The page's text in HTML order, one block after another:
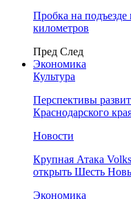
Пробка на
километров
Пред След
Экономика
Культура
Перспективы
Краснодарского
Новости
Крупная Атака
открыть Шесть
Экономика